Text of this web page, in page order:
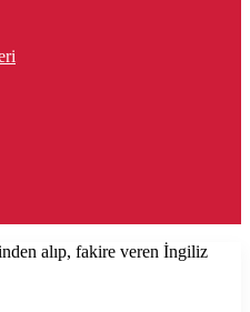
alıp, fakire veren İngiliz